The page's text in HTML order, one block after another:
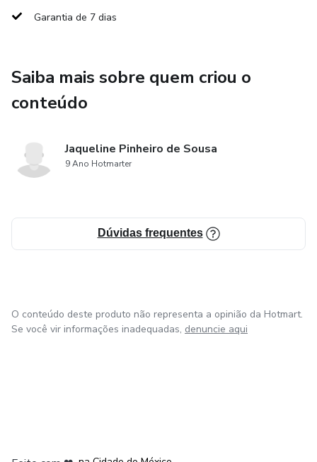
Garantia de 7 dias
Saiba mais sobre quem criou o
conteúdo
Jaqueline Pinheiro de Sousa
9 Ano Hotmarter
Dúvidas frequentes
O conteúdo deste produto não representa a opinião da Hotmart.
Se você vir informações inadequadas, denuncie aqui